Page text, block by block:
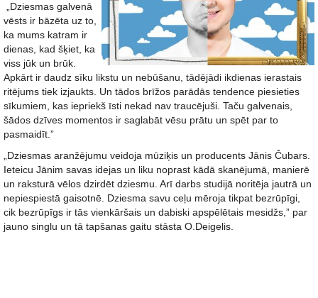
„Dziesmas galvenā
vēsts ir bāzēta uz to,
ka mums katram ir
dienas, kad šķiet, ka
viss jūk un brūk.
Apkārt ir daudz sīku likstu un nebūšanu, tādējādi ikdienas ierastais
ritējums tiek izjaukts. Un tādos brīžos parādās tendence piesieties
sīkumiem, kas iepriekš īsti nekad nav traucējuši. Taču galvenais,
šādos dzīves momentos ir saglabāt vēsu prātu un spēt par to
pasmaidīt.”
„Dziesmas aranžējumu veidoja mūziķis un producents Jānis Čubars.
Ieteicu Jānim savas idejas un liku noprast kādā skanējumā, manierē
un raksturā vēlos dzirdēt dziesmu. Arī darbs studijā noritēja jautrā un
nepiespiestā gaisotnē. Dziesma savu ceļu mēroja tikpat bezrūpīgi,
cik bezrūpīgs ir tās vienkāršais un dabiski apspēlētais mesidžs,” par
jauno singlu un tā tapšanas gaitu stāsta O.Deigelis.